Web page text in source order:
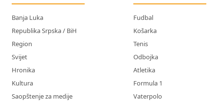
Banja Luka
Republika Srpska / BiH
Region
Svijet
Hronika
Kultura
Saopštenje za medije
Fudbal
Košarka
Tenis
Odbojka
Atletika
Formula 1
Vaterpolo